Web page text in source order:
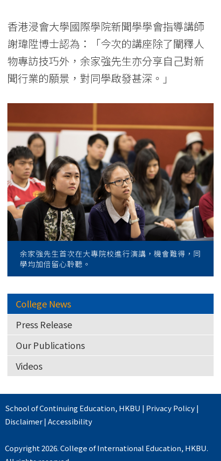
香港浸會大學國際學院新聞學學會指導講師
謝瑋陞博士認為：「今次的講座除了闡釋人
物專訪技巧外，余家強先生亦分享自己對新
聞行業的願景，對同學啟發甚深。」
余家強先生首次在大專院校進行演講，機會難得，同
學均加倍留心聆聽。
College News
Press Release
Our Publications
Videos
School of Continuing Education, HKBU | Privacy Policy|
Disclaimer|Accessibility
Copyright 2026. College of International Education, HKBU.